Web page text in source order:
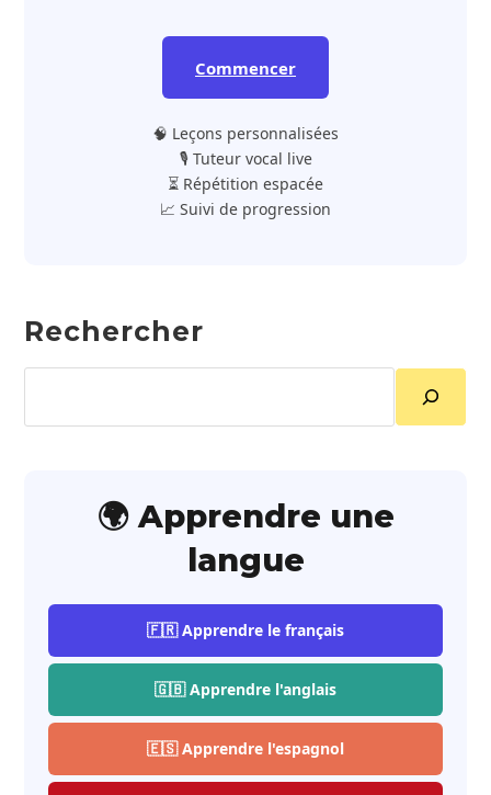
Commencer
🧠 Leçons personnalisées
🎙️ Tuteur vocal live
⏳ Répétition espacée
📈 Suivi de progression
Rechercher
🌍 Apprendre une
langue
🇫🇷 Apprendre le français
🇬🇧 Apprendre l'anglais
🇪🇸 Apprendre l'espagnol